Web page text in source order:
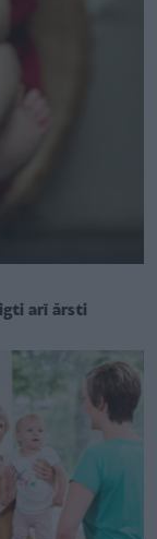
arī ārsti